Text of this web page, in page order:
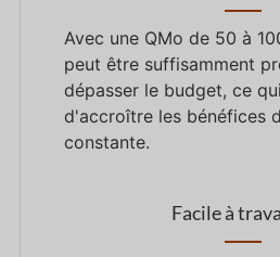
Avec une QMo de 50 à
peut être suffisamment
dépasser le budget, ce
d'accroître les bénéfices
constante.
Facile à